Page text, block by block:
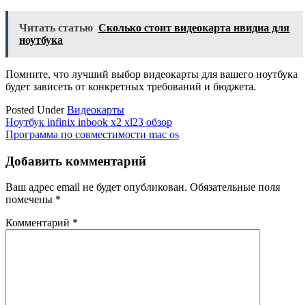
Читать статью Сколько стоит видеокарта нвидиа для
ноутбука
Помните, что лучший выбор видеокарты для вашего ноутбука
будет зависеть от конкретных требований и бюджета.
Posted UnderВидеокарты
Навигация
по
записям
Ноутбук infinix inbook x2 xl23 обзор
Программа по совместимости mac os
Добавить комментарий
Ваш адрес email не будет опубликован. Обязательные поля
помечены *
Комментарий *